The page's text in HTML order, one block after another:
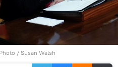
/ Susan Walsh